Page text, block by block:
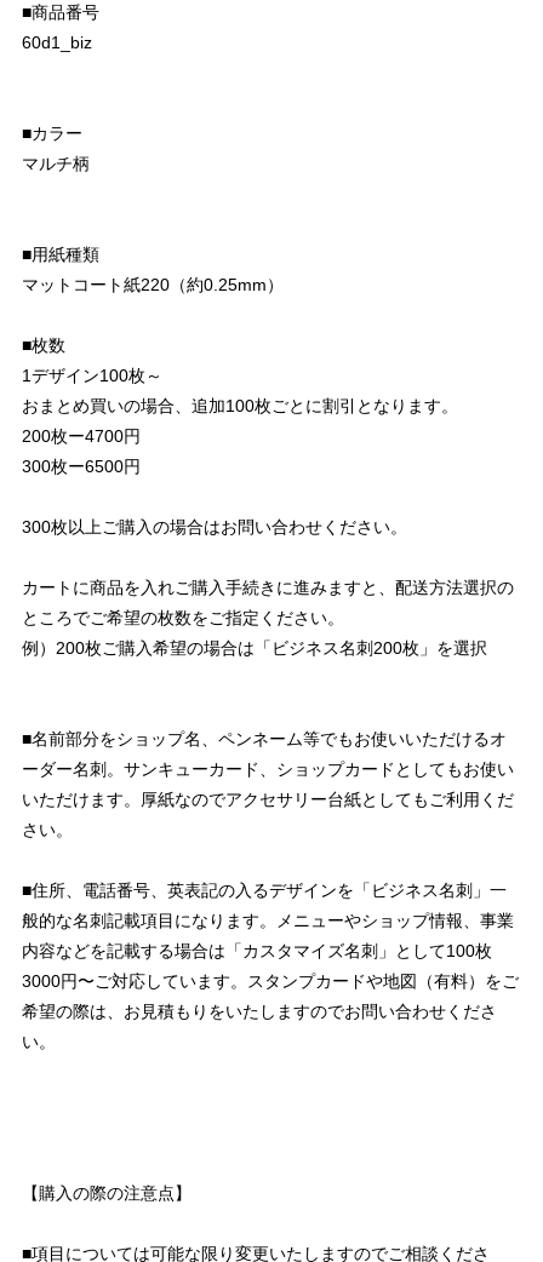
■商品番号
60d1_biz
■カラー
マルチ柄
■用紙種類
マットコート紙220（約0.25mm）
■枚数
1デザイン100枚～
おまとめ買いの場合、追加100枚ごとに割引となります。
200枚ー4700円
300枚ー6500円
300枚以上ご購入の場合はお問い合わせください。
カートに商品を入れご購入手続きに進みますと、配送方法選択の
ところでご希望の枚数をご指定ください。
例）200枚ご購入希望の場合は「ビジネス名刺200枚」を選択
■名前部分をショップ名、ペンネーム等でもお使いいただけるオ
ーダー名刺。サンキューカード、ショップカードとしてもお使い
いただけます。厚紙なのでアクセサリー台紙としてもご利用くだ
さい。
■住所、電話番号、英表記の入るデザインを「ビジネス名刺」一
般的な名刺記載項目になります。メニューやショップ情報、事業
内容などを記載する場合は「カスタマイズ名刺」として100枚
3000円〜ご対応しています。スタンプカードや地図（有料）をご
希望の際は、お見積もりをいたしますのでお問い合わせくださ
い。
【購入の際の注意点】
■項目については可能な限り変更いたしますのでご相談くださ